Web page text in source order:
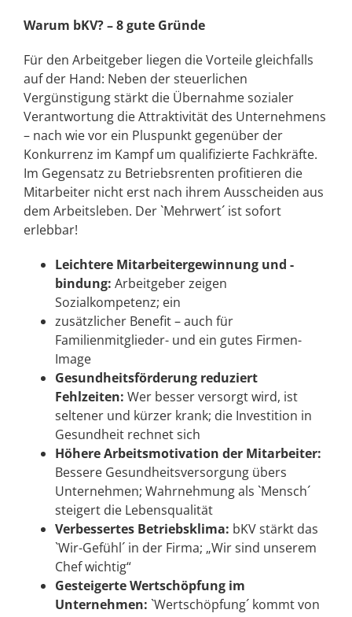
Warum bKV? – 8 gute Gründe
Für den Arbeitgeber liegen die Vorteile gleichfalls
auf der Hand: Neben der steuerlichen
Vergünstigung stärkt die Übernahme sozialer
Verantwortung die Attraktivität des Unternehmens
– nach wie vor ein Pluspunkt gegenüber der
Konkurrenz im Kampf um qualifizierte Fachkräfte.
Im Gegensatz zu Betriebsrenten profitieren die
Mitarbeiter nicht erst nach ihrem Ausscheiden aus
dem Arbeitsleben. Der `Mehrwert´ ist sofort
erlebbar!
Leichtere Mitarbeitergewinnung und -
bindung: Arbeitgeber zeigen
Sozialkompetenz; ein
zusätzlicher Benefit – auch für
Familienmitglieder- und ein gutes Firmen-
Image
Gesundheitsförderung reduziert
Fehlzeiten: Wer besser versorgt wird, ist
seltener und kürzer krank; die Investition in
Gesundheit rechnet sich
Höhere Arbeitsmotivation der Mitarbeiter:
Bessere Gesundheitsversorgung übers
Unternehmen; Wahrnehmung als `Mensch´
steigert die Lebensqualität
Verbessertes Betriebsklima: bKV stärkt das
`Wir-Gefühl´ in der Firma; „Wir sind unserem
Chef wichtig“
Gesteigerte Wertschöpfung im
Unternehmen: `Wertschöpfung´ kommt von